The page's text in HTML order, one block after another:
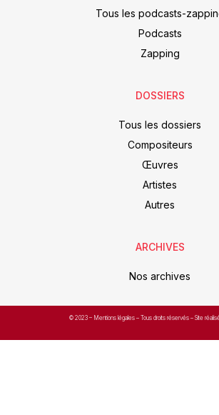
Tous les podcasts-
Podcasts
Zapping
DOSSIERS
Tous les dossiers
Compositeurs
Œuvres
Artistes
Autres
ARCHIVES
Nos archives
© 2023 – Mentions légales – Tous droits réservés – Site